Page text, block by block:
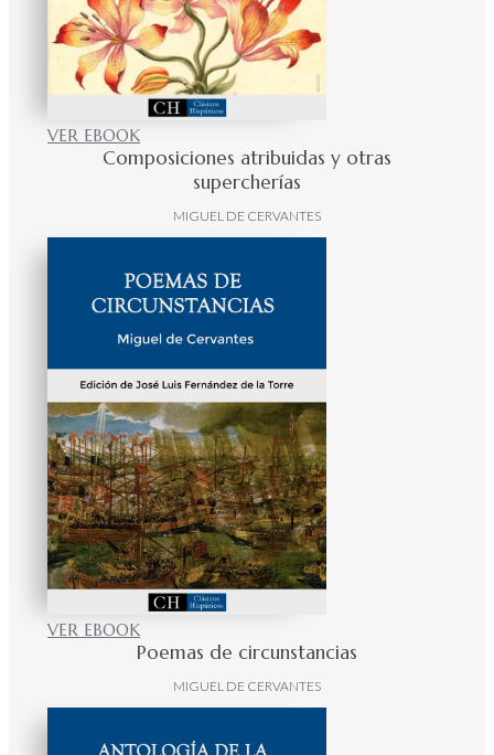
VER EBOOK
Composiciones atribuidas y otras
supercherías
MIGUEL DE CERVANTES
VER EBOOK
Poemas de circunstancias
MIGUEL DE CERVANTES